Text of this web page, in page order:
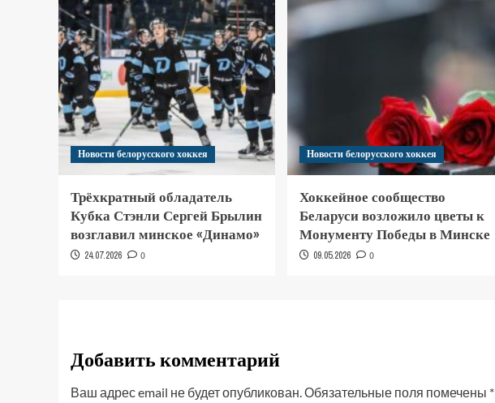
Новости белорусского хоккея
Трёхкратный обладатель
Кубка Стэнли Сергей Брылин
возглавил минское «Динамо»
24.07.2026 0
Новости белорусского хоккея
Хоккейное сообщество
Беларуси возложило цветы к
Монументу Победы в Минске
09.05.2026 0
Добавить комментарий
Ваш адрес email не будет опубликован.Обязательные поля помечены *